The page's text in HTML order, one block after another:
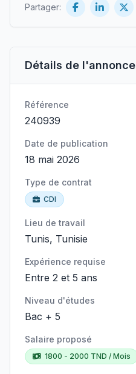
Détails de l'annonce
Référence
240939
Date de publication
18 mai 2026
Type de contrat
CDI
Lieu de travail
Tunis, Tunisie
Expérience requise
Entre 2 et 5 ans
Niveau d'études
Bac + 5
Salaire proposé
1800 - 2000 TND / Mois
Partager: